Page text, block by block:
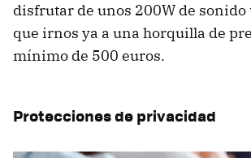
disfrutar de unos 200W de
que irnos ya a una horquilla de
mínimo de 500 euros.
Protecciones de privacidad